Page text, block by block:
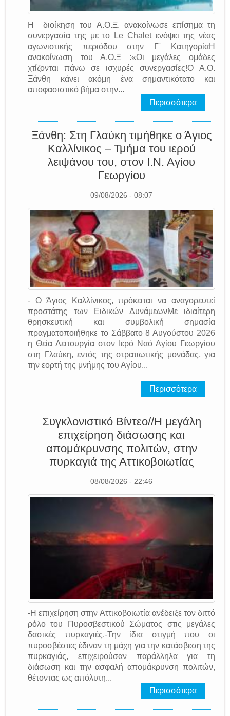
Η διοίκηση του Α.Ο.Ξ. ανακοίνωσε επίσημα τη
συνεργασία της με το Le Chalet ενόψει της νέας
αγωνιστικής περιόδου στην Γ΄ ΚατηγορίαΗ
ανακοίνωση του Α.Ο.Ξ :«Οι μεγάλες ομάδες
χτίζονται πάνω σε ισχυρές συνεργασίες!Ο Α.Ο.
Ξάνθη κάνει ακόμη ένα σημαντικότατο και
αποφασιστικό βήμα στην...
Περισσότερα
Ξάνθη: Στη Γλαύκη τιμήθηκε ο Άγιος
Καλλίνικος – Τμήμα του ιερού
λειψάνου του, στον Ι.Ν. Αγίου
Γεωργίου
09/08/2026 - 08:07
- Ο Άγιος Καλλίνικος, πρόκειται να αναγορευτεί
προστάτης των Ειδικών ΔυνάμεωνΜε ιδιαίτερη
θρησκευτική και συμβολική σημασία
πραγματοποιήθηκε το Σάββατο 8 Αυγούστου 2026
η Θεία Λειτουργία στον Ιερό Ναό Αγίου Γεωργίου
στη Γλαύκη, εντός της στρατιωτικής μονάδας, για
την εορτή της μνήμης του Αγίου...
Περισσότερα
Συγκλονιστικό Βίντεο//Η μεγάλη
επιχείρηση διάσωσης και
απομάκρυνσης πολιτών, στην
πυρκαγιά της Αττικοβοιωτίας
08/08/2026 - 22:46
-Η επιχείρηση στην Αττικοβοιωτία ανέδειξε τον διττό
ρόλο του Πυροσβεστικού Σώματος στις μεγάλες
δασικές πυρκαγιές.-Την ίδια στιγμή που οι
πυροσβέστες έδιναν τη μάχη για την κατάσβεση της
πυρκαγιάς, επιχειρούσαν παράλληλα για τη
διάσωση και την ασφαλή απομάκρυνση πολιτών,
θέτοντας ως απόλυτη...
Περισσότερα